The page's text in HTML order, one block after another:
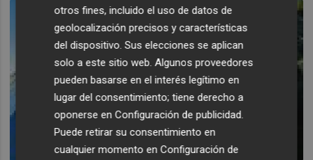
otros fines, incluido el uso de datos de
geolocalización precisos y características
del dispositivo. Sus elecciones se aplican
solo a este sitio web. Algunos proveedores
pueden basarse en el interés legítimo en
lugar del consentimiento; tiene derecho a
oponerse enConfiguración de publicidad.
Puede retirar su consentimiento en
cualquier momento enConfiguración de